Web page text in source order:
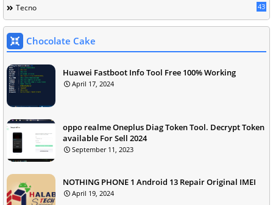
Tecno 43
Chocolate Cake
Huawei Fastboot Info Tool Free 100% Working
April 17, 2024
oppo realme Oneplus Diag Token Tool. Decrypt Token
available For Sell 2024
September 11, 2023
NOTHING PHONE 1 Android 13 Repair Original IMEI
April 19, 2024